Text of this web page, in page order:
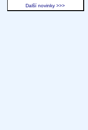
Další novinky >>>